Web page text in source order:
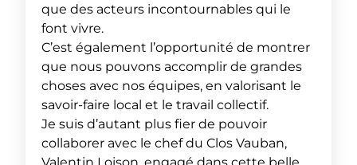
que des acteurs incontournables qui le
font vivre.
C’est également l’opportunité de montrer
que nous pouvons accomplir de grandes
choses avec nos équipes, en valorisant le
savoir-faire local et le travail collectif.
Je suis d’autant plus fier de pouvoir
collaborer avec le chef du Clos Vauban,